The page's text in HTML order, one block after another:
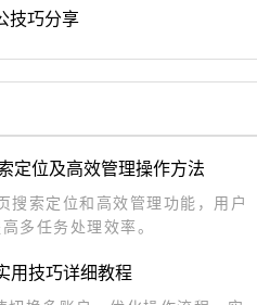
技巧分享
定位及高效管理操作方法
搜索定位和高效管理功能，用户
多任务处理效率。
用技巧详细教程